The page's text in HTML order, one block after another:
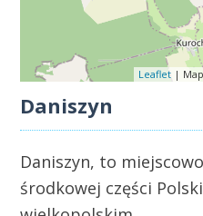
Leaflet|
Daniszyn
Daniszyn, to
środkowej części